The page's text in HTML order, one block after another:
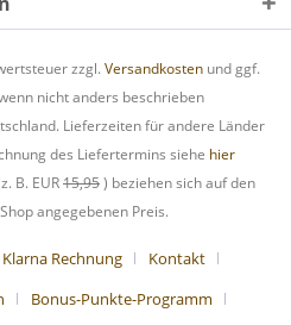
zzgl. Versandkosten und ggf.
nicht anders beschrieben
Lieferzeiten für andere Länder
des Liefertermins siehe hier
B. EUR15,95) beziehen sich auf den
angegebenen Preis.
Klarna Rechnung
Kontakt
Bonus-Punkte-Programm